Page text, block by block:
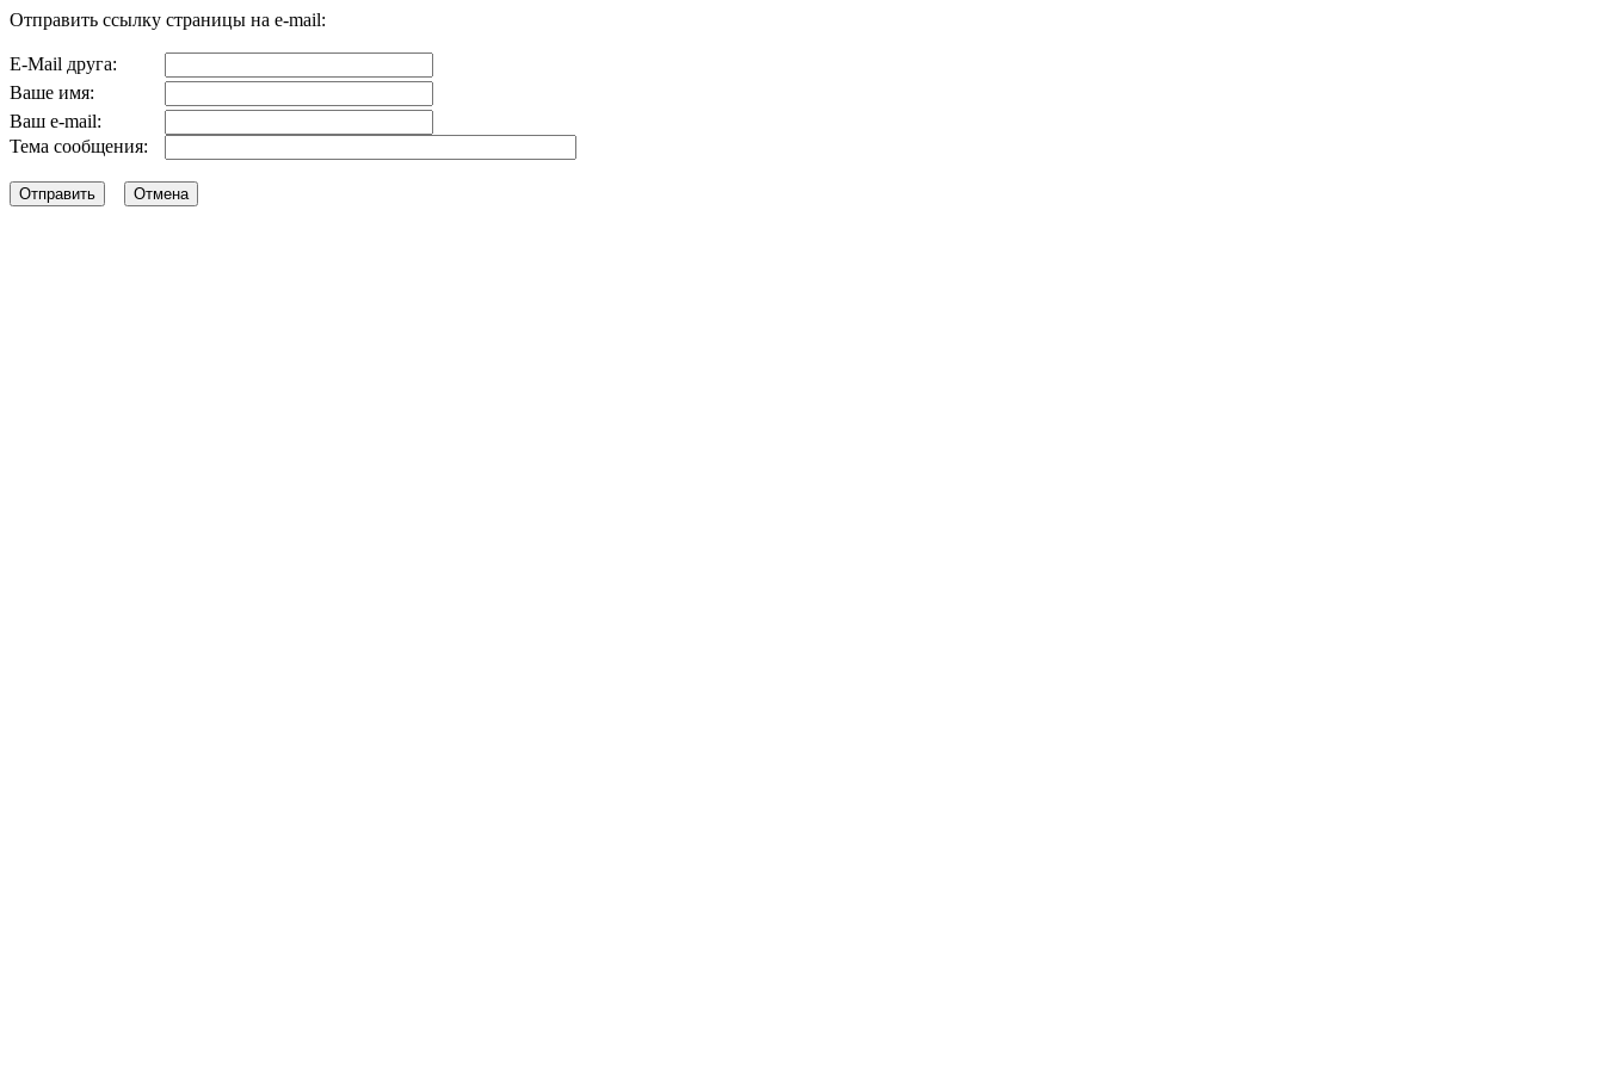
Отправить ссылку страницы на e-mail:
E-Mail друга:
Ваше имя:
Ваш e-mail:
Тема сообщения: